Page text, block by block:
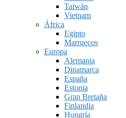
Taiwán
Vietnam
África
Egipto
Marruecos
Europa
Alemania
Dinamarca
España
Estonia
Gran Bretaña
Finlandia
Hungría